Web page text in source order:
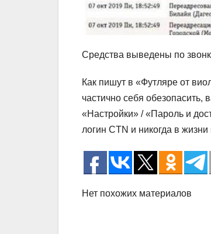
Средства выведены по
Как пишут в «Футляре от
частично себя
«Настройки» / «Пароль и
логин CTN и никогда в
Нет похожих материалов